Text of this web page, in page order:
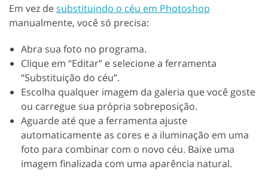
Em vez desubstituindo o céu em Photoshop
manualmente, você só precisa:
Abra sua foto no programa.
Clique em “Editar” e selecione a ferramenta
“Substituição do céu”.
Escolha qualquer imagem da galeria que você goste
ou carregue sua própria sobreposição.
Aguarde até que a ferramenta ajuste
automaticamente as cores e a iluminação em uma
foto para combinar com o novo céu. Baixe uma
imagem finalizada com uma aparência natural.